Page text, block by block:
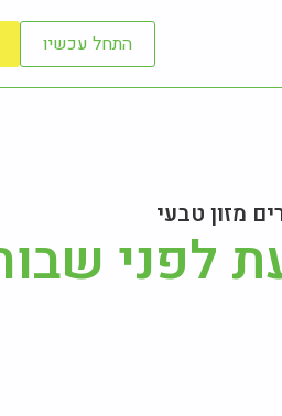
התחל עכשיו
מזון טבעי
לפני